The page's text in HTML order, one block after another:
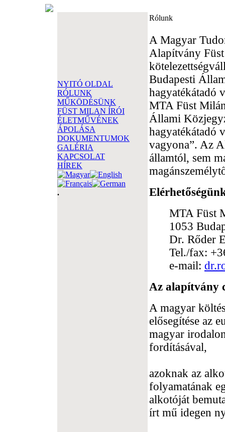
NYITÓ OLDAL
RÓLUNK
MŰKÖDÉSÜNK
FÜST MILAN ÍRÓI
ÉLETMŰVÉNEK
ÁPOLÁSA
DOKUMENTUMOK
GALÉRIA
KAPCSOLAT
HÍREK
.
Rólunk
A Magyar
Alapítvány
Budapesti
hagyatékátadó
MTA Füst
Állami
hagyatékátadó
vagyona”. Az
államtól, sem
MTA Füst
1053
Dr. Rőder
Tel./fax:
e-mail:
Az alapítvány
A magyar
elősegítése az
magyar
fordításával,
azoknak az
folyamatának
alkotóját
írt mű idegen